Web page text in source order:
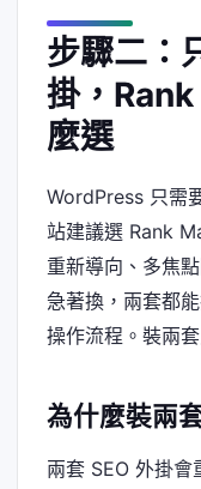
步驟二：
掛，
麼選
WordPress 只需
站建議選 Rank
重新導向、多焦
急著換，兩套都
操作流程。裝兩
為什麼裝兩
兩套 SEO 外掛